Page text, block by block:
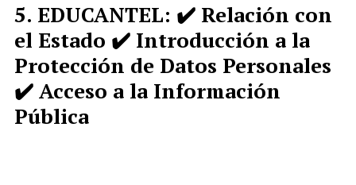
EDUCANTEL: ✔️ Relación con
el Estado ✔️ Introducción a la
Protección de Datos Personales
✔️ Acceso a la Información
Pública